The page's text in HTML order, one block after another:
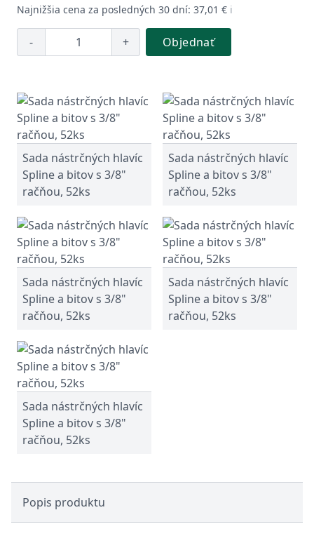
Najnižšia cena za posledných 30 dní: 37,01 € ℹ️
- + Objednať
Sada nástrčných hlavíc
Spline a bitov s 3/8"
račňou, 52ks
Sada nástrčných hlavíc
Spline a bitov s 3/8"
račňou, 52ks
Sada nástrčných hlavíc
Spline a bitov s 3/8"
račňou, 52ks
Sada nástrčných hlavíc
Spline a bitov s 3/8"
račňou, 52ks
Sada nástrčných hlavíc
Spline a bitov s 3/8"
račňou, 52ks
Popis produktu